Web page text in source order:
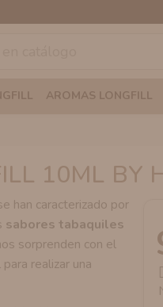
AROMAS LONGFILL
10ML BY
han caracterizado por
sabores tabaquiles
sorprenden con el
para realizar una